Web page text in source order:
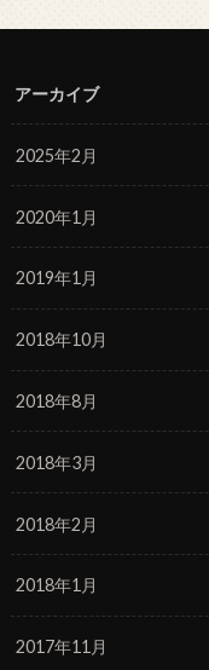
アーカイブ
2025年2月
2020年1月
2019年1月
2018年10月
2018年8月
2018年3月
2018年2月
2018年1月
2017年11月